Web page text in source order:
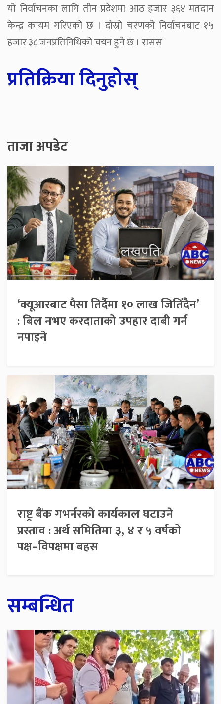
यो निर्वाचनका लागि तीन प्रदेशमा आठ हजार ३६४ मतदान
केन्द्र कायम गरिएको छ । दोस्रो चरणको निर्वाचनबाट १५
हजार ३८ जनप्रतिनिधिको चयन हुने छ । रासस
प्रतिक्रिया दिनुहोस्
ताजा अपडेट
‘क्यूआरबाट पैसा तिर्दैमा १० लाख जितिँदैन’
: बिल नभए करदाताको उपहार दाबी गर्न
नपाइने
राष्ट्र बैंक गभर्नरको कार्यकाल घटाउने
प्रस्ताव : अर्थ समितिमा ३, ४ र ५ वर्षको
पक्ष–विपक्षमा बहस
सम्बन्धित